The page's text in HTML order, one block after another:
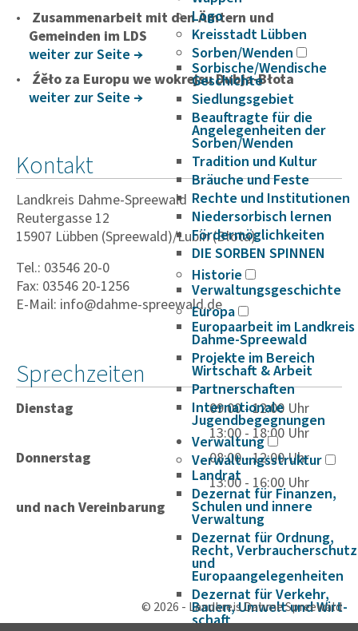
Logo
Kreisstadt Lübben
Sorben/Wenden
Sorbische/Wendische
Geschichte
Siedlungsgebiet
Beauftragte für die
Angelegenheiten der
Sorben/Wenden
Tradition und Kultur
Bräuche und Feste
Rechte und Institutionen
Niedersorbisch lernen
Fördermöglichkeiten
DIE SORBEN SPINNEN
Historie
Verwaltungsgeschichte
Europa
Europaarbeit im Landkreis
Dahme-Spreewald
Projekte im Bereich
Wirtschaft & Arbeit
Partnerschaften
Internationale
Jugendbegegnungen
Verwaltung
Verwaltungsstruktur
Landrat
Dezernat für Finanzen,
Schulen und innere
Verwaltung
Dezernat für Ordnung,
Recht, Verbraucherschutz
und
Europaangelegenheiten
Dezernat für Verkehr,
Bauen, Umwelt und Wirt­
schaft
Zusammenarbeit mit den Ämtern und
Gemeinden im LDS
weiter zur Seite
Źěło za Europu we wokrejsu Dubja-Błota
weiter zur Seite
Kontakt
Landkreis Dahme-Spreewald
Reutergasse 12
15907 Lübben (Spreewald)/Lubin (Błota)
Tel.: 03546 20-0
Fax: 03546 20-1256
E-Mail: info@dahme-spreewald.de
Sprechzeiten
Dienstag
09:00 - 12:00 Uhr
13:00 - 18:00 Uhr
Donnerstag
08:00 - 12:00 Uhr
13:00 - 16:00 Uhr
und nach Vereinbarung
© 2026 - Landkreis Dahme Spreewald